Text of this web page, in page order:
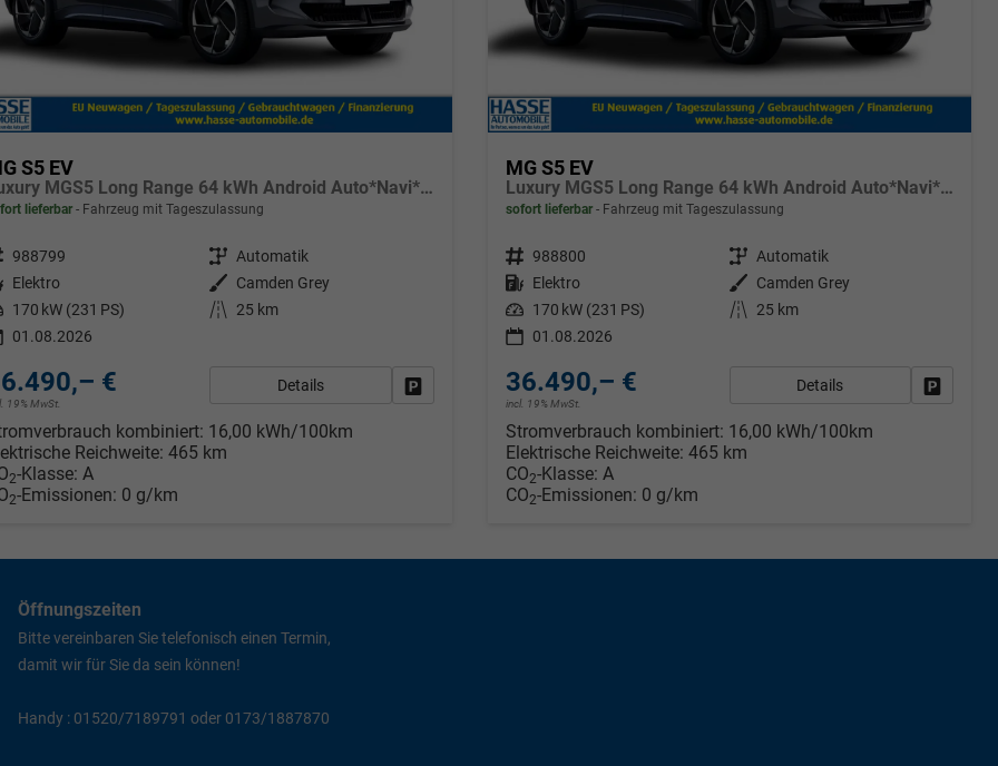
S5 EV
Luxury MGS5 Long Range 64 kWh Android Auto*Navi*SHZ*360°*Keyless*E-Heck*ACC
lieferbar Fahrzeug mit Tageszulassung
988799 Getriebe Automatik
Elektro Außenfarbe
Camden Grey
170 kW (231 PS) Kilometerstand
25 km
01.08.2026
€
19% MwSt.
Details Fahrzeug parken
kombiniert: 16,00 kWh/100km
Reichweite: 465 km
2-Klasse: A
2-Emissionen: 0 g/km
MG S5 EV
Luxury MGS5 Long Range 64 kWh Android Auto*Navi*SHZ*360°*Keyless*E-Heck*ACC
sofort lieferbar Fahrzeug mit Tageszulassung
Fahrzeugnr. 988800 Getriebe Automatik
Kraftstoff Elektro Außenfarbe
Camden Grey
Leistung 170 kW (231 PS) Kilometerstand
25 km
01.08.2026
36.490,– €
incl. 19% MwSt.
Details
Stromverbrauch kombiniert: 16,00 kWh/100km
Elektrische Reichweite: 465 km
CO2-Klasse: A
CO2-Emissionen: 0 g/km
Öffnungszeiten
Bitte vereinbaren Sie telefonisch einen Termin,
damit wir für Sie da sein können!
Handy : 01520/7189791 oder 0173/1887870